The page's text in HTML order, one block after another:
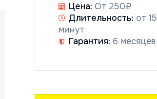
Цена: От 250₽
Длительность: от 15
минут
Гарантия: 6 месяцев